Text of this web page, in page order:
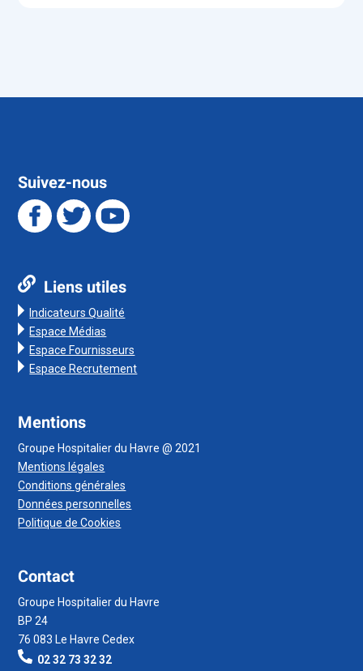
Suivez-nous
Liens utiles
Indicateurs Qualité
Espace Médias
Espace Fournisseurs
Espace Recrutement
Mentions
Groupe Hospitalier du Havre @ 2021
Mentions légales
Conditions générales
Données personnelles
Politique de Cookies
Contact
Groupe Hospitalier du Havre
BP 24
76 083 Le Havre Cedex
02 32 73 32 32